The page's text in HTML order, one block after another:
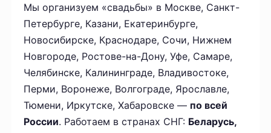
Мы организуем «свадьбы» в Москве, Санкт-
Петербурге, Казани, Екатеринбурге,
Новосибирске, Краснодаре, Сочи, Нижнем
Новгороде, Ростове-на-Дону, Уфе, Самаре,
Челябинске, Калининграде, Владивостоке,
Перми, Воронеже, Волгограде, Ярославле,
Тюмени, Иркутске, Хабаровске — по всей
России. Работаем в странах СНГ: Беларусь,